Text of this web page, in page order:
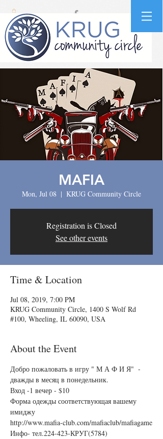
MAFIA
Mon, Jul 08
  |
KRUG Community Circle
Registration is Closed
See other events
Time & Location
Jul 08, 2019, 7:00 PM
KRUG Community Circle, 1400 S Wolf Rd
#100, Wheeling, IL 60090, USA
About the Event
Добро пожаловать в игру " М А Ф И Я"  -
дважды в месяц в понедельник.
Вход -1 вечер - $10
Форма одежды соответствующая вашему
имиджу
http://www.mafia-club.com/mafiaclub/mafiagame
Инфо- тел.224-423-КРУГ(5784)